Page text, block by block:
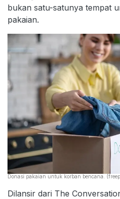
bukan satu-satunya tempat
pakaian.
Donasi pakaian untuk korban bencana.
Dilansir dari The